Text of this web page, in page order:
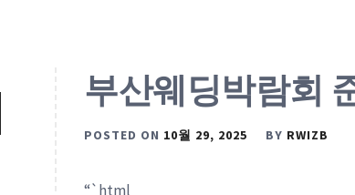
부산웨딩박람회
POSTED ON 10월 29, 2025 BY RWIZB
“`html